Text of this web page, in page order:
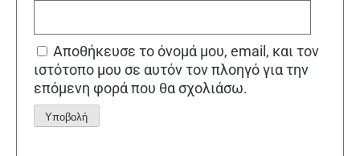
Αποθήκευσε το όνομά μου, email, και τον
ιστότοπο μου σε αυτόν τον πλοηγό για την
επόμενη φορά που θα σχολιάσω.